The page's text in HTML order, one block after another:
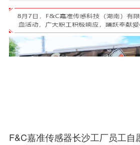
F&C嘉准传感器长沙工厂员工自